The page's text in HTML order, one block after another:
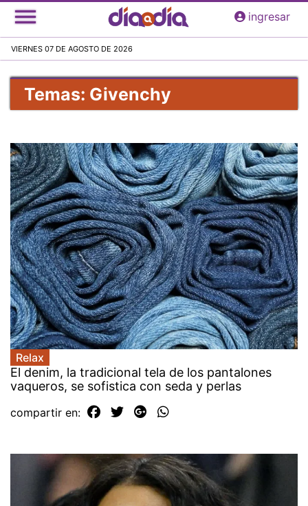
Pasar
al
principal
ingresar
VIERNES 07 DE AGOSTO DE 2026
Temas: Givenchy
Relax
El denim, la tradicional tela de los pantalones
vaqueros, se sofistica con seda y perlas
compartir en: